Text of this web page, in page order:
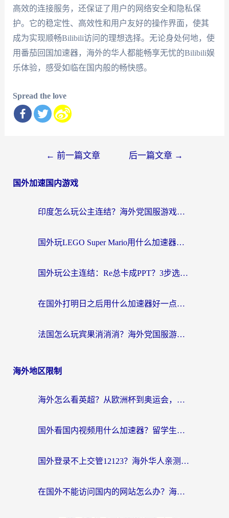
高效的连接服务，还保证了用户的网络安全和隐私保
护。它的稳定性、高效性和用户友好的操作界面，使其
成为实现顺畅Bilibili访问的理想选择。无论身处何地，使
用番茄回国加速器，海外的华人都能畅享无忧的Bilibili娱
乐体验，感受如临在国内般的畅快感。
Spread the love
导
← 前一篇文章 后一篇文章 →
国外加速国内游戏
印度怎么玩公主连结？海外党国服游戏加速终极指南（附仙境传说RO重生细胞优化技巧）
国外玩LEGO Super Mario用什么加速器？2026海外玩家亲测有效指南
国外玩公主连结：Re总卡成PPT？3步选对加速器，畅玩国服无压力
在国外打明日之后用什么加速器好一点？海外玩家亲测有效的国服游戏加速指南
法国怎么玩宾果消消消？海外党国服游戏加速器终极指南（附漫威召唤与合成解决办法）
海外地区限制
海外怎么看英超？从欧洲杯到奥运会，一份让你不卡壳的中文解说观看指南
国外看国内视频用什么加速器？留学生和海外华人的实用指南
国外登录不上交管12123？海外华人亲测有效的回国加速器选择指南
在国外不能访问国内的网站怎么办？海外党必看的无缝回国上网指南